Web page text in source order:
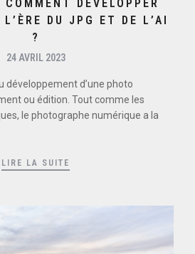
COMMENT DÉVELOPPER
DU JPG ET DE L’AI
?
24 AVRIL 2023
développement d’une photo
ou édition. Tout comme les
le photographe numérique a la
LIRE LA SUITE